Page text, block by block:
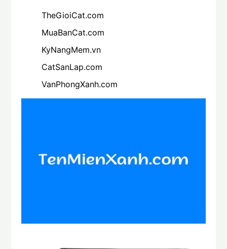
TheGioiCat.com
MuaBanCat.com
KyNangMem.vn
CatSanLap.com
VanPhongXanh.com